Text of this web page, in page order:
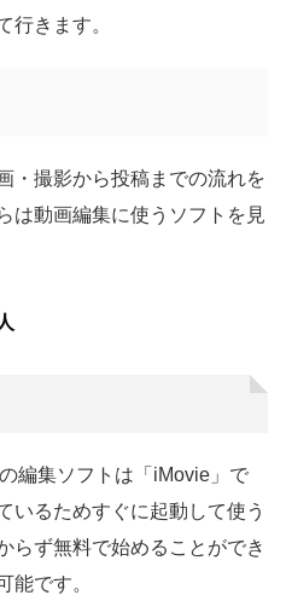
行きます。
・撮影から投稿までの流れを
は動画編集に使うソフトを見
編集ソフトは「iMovie」で
いるためすぐに起動して使う
らず無料で始めることができ
能です。